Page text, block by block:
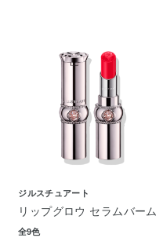
ジルスチュアート
リップグロウ セラムバーム
全9色